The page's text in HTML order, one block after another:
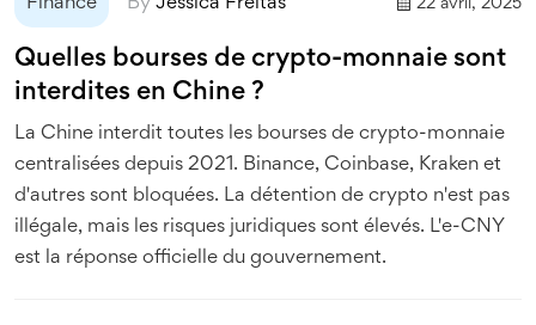
Finance By Jessica Freitas 22 avril, 2025
Quelles bourses de crypto-monnaie sont
interdites en Chine ?
La Chine interdit toutes les bourses de crypto-monnaie
centralisées depuis 2021. Binance, Coinbase, Kraken et
d'autres sont bloquées. La détention de crypto n'est pas
illégale, mais les risques juridiques sont élevés. L'e-CNY
est la réponse officielle du gouvernement.